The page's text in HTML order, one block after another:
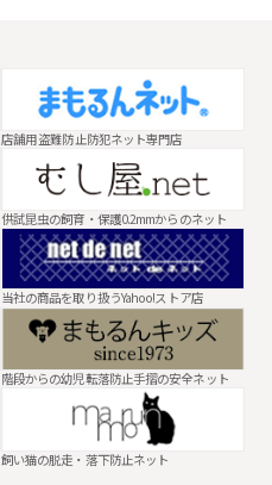
店舗用 盗難防止防犯ネット専門店
供試昆虫の飼育・保護0.2mmからのネット
当社の商品を取り扱うYahoo!ストア店
階段からの幼児転落防止手摺の安全ネット
飼い猫の脱走・落下防止ネット